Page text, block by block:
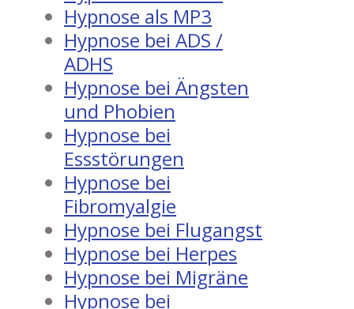
Hypnose als MP3
Hypnose bei ADS /
ADHS
Hypnose bei Ängsten
und Phobien
Hypnose bei
Essstörungen
Hypnose bei
Fibromyalgie
Hypnose bei Flugangst
Hypnose bei Herpes
Hypnose bei Migräne
Hypnose bei